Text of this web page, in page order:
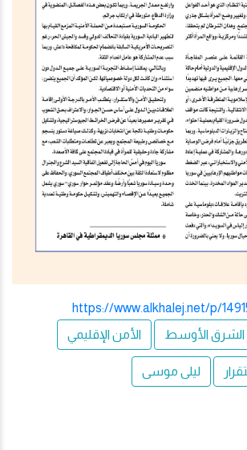
https://www.alkhalej.net/p/
الشرق الأوسط الأمن الإقليمي
ليلى موسى